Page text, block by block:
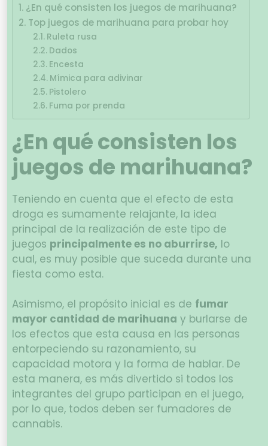
¿En qué consisten los juegos de marihuana?
Top juegos de marihuana para probar hoy
Ruleta rusa
Dados
Encesta
Mímica para adivinar
Pistolero
Fuma por prenda
¿En qué consisten los
juegos de marihuana?
Teniendo en cuenta que el efecto de esta
droga es sumamente relajante, la idea
principal de la realización de este tipo de
juegos principalmente es no aburrirse, lo
cual, es muy posible que suceda durante una
fiesta como esta.
Asimismo, el propósito inicial es de fumar
mayor cantidad de marihuana y burlarse de
los efectos que esta causa en las personas
entorpeciendo su razonamiento, su
capacidad motora y la forma de hablar. De
esta manera, es más divertido si todos los
integrantes del grupo participan en el juego,
por lo que, todos deben ser fumadores de
cannabis.